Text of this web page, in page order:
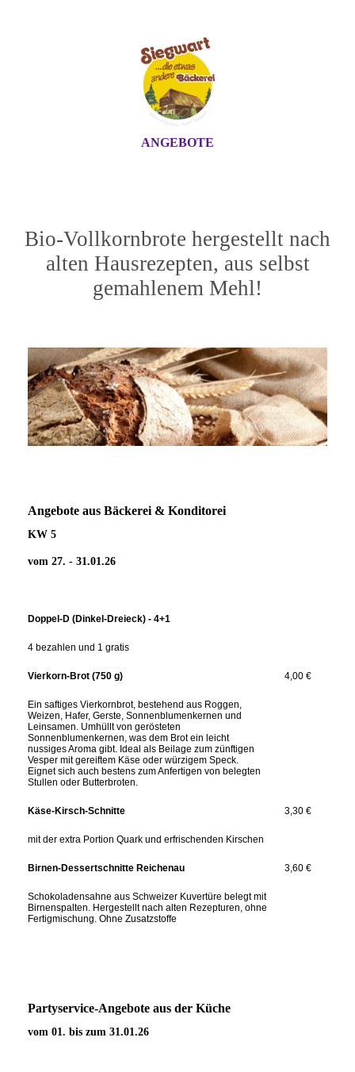
ANGEBOTE
Bio-Vollkornbrote hergestellt nach
alten Hausrezepten, aus selbst
gemahlenem Mehl!
Angebote aus Bäckerei & Konditorei
KW 5
vom 27. - 31.01.26
Doppel-D (Dinkel-Dreieck) - 4+1
4 bezahlen und 1 gratis
Vierkorn-Brot (750 g) 4,00 €
Ein saftiges Vierkornbrot, bestehend aus Roggen,
Weizen, Hafer, Gerste, Sonnenblumenkernen und
Leinsamen. Umhüllt von gerösteten
Sonnenblumenkernen, was dem Brot ein leicht
nussiges Aroma gibt. Ideal als Beilage zum zünftigen
Vesper mit gereiftem Käse oder würzigem Speck.
Eignet sich auch bestens zum Anfertigen von belegten
Stullen oder Butterbroten.
Käse-Kirsch-Schnitte 3,30 €
mit der extra Portion Quark und erfrischenden Kirschen
Birnen-Dessertschnitte Reichenau 3,60 €
Schokoladensahne aus Schweizer Kuvertüre belegt mit
Birnenspalten. Hergestellt nach alten Rezepturen, ohne
Fertigmischung. Ohne Zusatzstoffe
Partyservice-Angebote aus der Küche
vom 01. bis zum 31.01.26